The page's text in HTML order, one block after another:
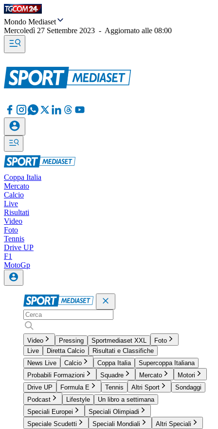
Mondo Mediaset
Mercoledì 27 Settembre 2023 - Aggiornato alle 08:00
Coppa Italia
Mercato
Calcio
Live
Risultati
Video
Foto
Tennis
Drive UP
F1
MotoGp
Video Pressing Sportmediaset XXL
Foto
Live
Diretta Calcio
Risultati e Classifiche
News Live
Calcio Coppa Italia
Supercoppa Italiana
Probabili Formazioni
Squadre Mercato
Motori
Drive UP
Formula E Tennis Altri Sport
Sondaggi
Podcast
Lifestyle
Un libro a settimana
Speciali Europei
Speciali Olimpiadi
Speciale Scudetti
Speciali Mondiali Altri Speciali